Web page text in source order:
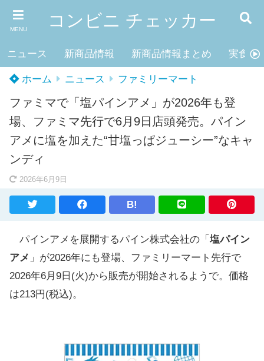
MENU コンビニ チェッカー
ニュース 新商品情報 新商品情報まとめ 実食レ
ホーム ニュース ファミリーマート
ファミマで「塩パインアメ」が2026年も登
場、ファミマ先行で6月9日店頭発売。パイン
アメに塩を加えた“甘塩っぱジューシー”なキャ
ンディ
2026年6月9日
B!
パインアメを展開するパイン株式会社の「 塩パイン
アメ 」が2026年にも登場、ファミリーマート先行で
2026年6月9日(火)から販売が開始されるようで。価格
は213円(税込)。